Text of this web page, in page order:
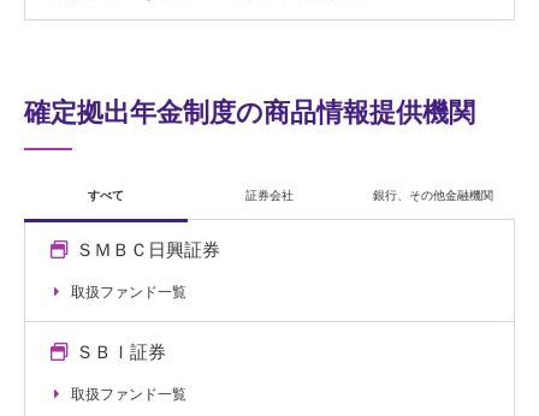
確定拠出年金制度の商品情報提供機関
すべて 証券会社 銀行、その他金融機関
ＳＭＢＣ日興証券
取扱ファンド一覧
ＳＢＩ証券
取扱ファンド一覧